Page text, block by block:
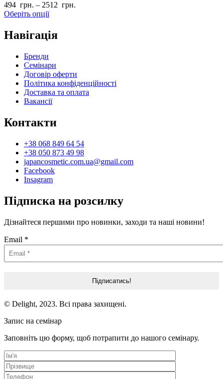
494 грн. – 2512 грн.
Оберіть опції
Навігація
Бренди
Семінари
Договір оферти
Політика конфіденційності
Доставка та оплата
Вакансії
Контакти
+38 068 849 64 54
+38 050 873 49 98
japancosmetic.com.ua@gmail.com
Facebook
Insagram
Підписка на розсилку
Дізнайтеся першими про новинки, заходи та наші новини!
Email *
© Delight, 2023. Всі права захищені.
Запис на семінар
Заповніть цю форму, щоб потрапити до нашого семінару.